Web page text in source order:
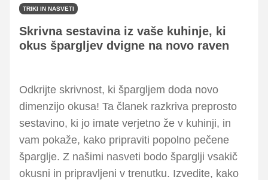
TRIKI IN NASVETI
Skrivna sestavina iz vaše kuhinje, ki
okus špargljev dvigne na novo raven
Odkrijte skrivnost, ki špargljem doda novo
dimenzijo okusa! Ta članek razkriva preprosto
sestavino, ki jo imate verjetno že v kuhinji, in
vam pokaže, kako pripraviti popolno pečene
šparglje. Z našimi nasveti bodo šparglji vsakič
okusni in pripravljeni v trenutku. Izvedite, kako